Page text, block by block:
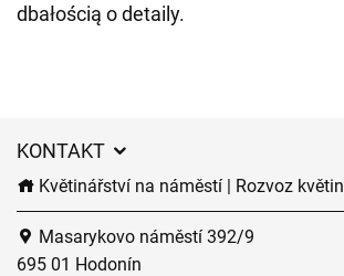
dbałością o detaily.
KONTAKT
Květinářství na náměstí | Rozvoz květin
Masarykovo náměstí 392/9
695 01 Hodonín